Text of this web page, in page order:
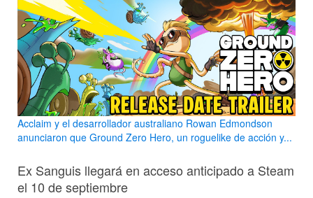
Acclaim y el desarrollador australiano Rowan Edmondson
anunciaron que Ground Zero Hero, un roguelike de acción y...
Ex Sanguis llegará en acceso anticipado a Steam
el 10 de septiembre